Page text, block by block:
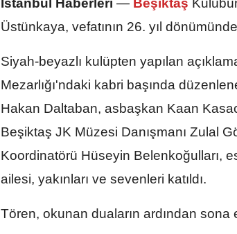
İstanbul Haberleri — Beşiktaş
Üstünkaya, vefatının 26. yıl dönümünde
Siyah-beyazlı kulüpten yapılan
Mezarlığı'ndaki kabri başında
Hakan Daltaban, asbaşkan Kaan
Beşiktaş JK Müzesi Danışmanı Zulal
Koordinatörü Hüseyin Belenkoğulları,
ailesi, yakınları ve sevenleri katıldı.
Tören, okunan duaların ardından sona